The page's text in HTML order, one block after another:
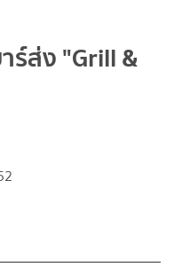
ร์ส่ง "Grill &